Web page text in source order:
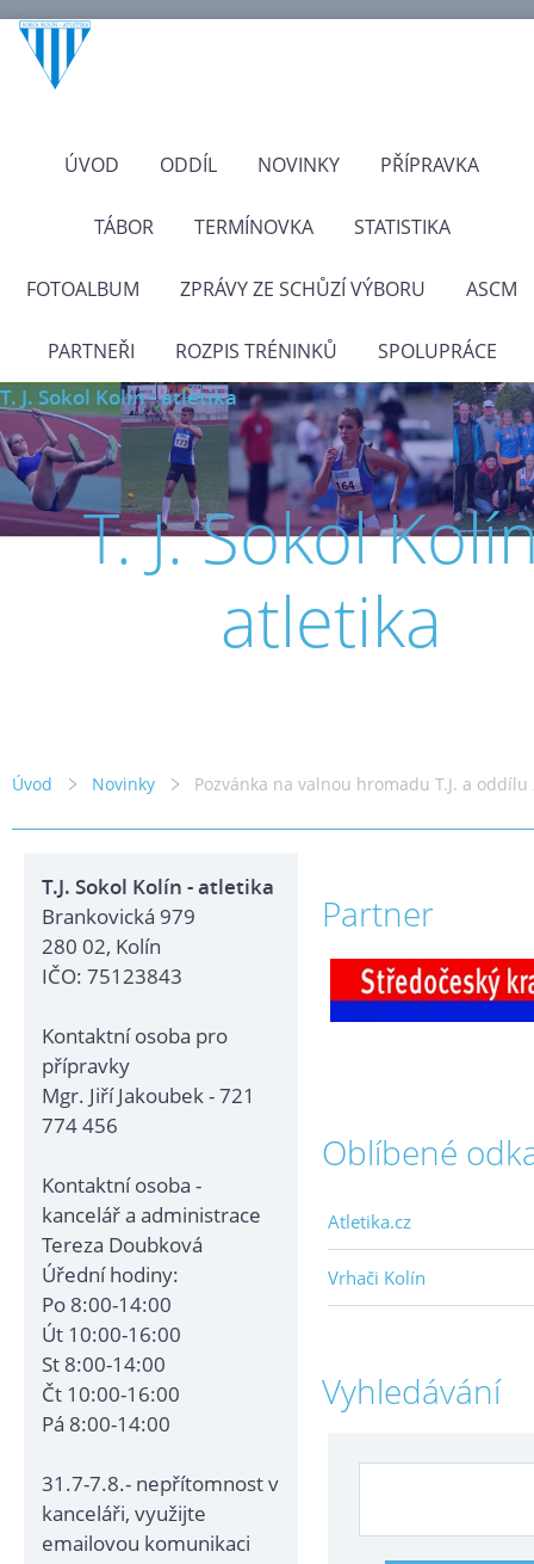
ÚVOD ODDÍL NOVINKY PŘÍPRAVKA
TÁBOR TERMÍNOVKA STATISTIKA
FOTOALBUM ZPRÁVY ZE SCHŮZÍ VÝBORU ASCM
PARTNEŘI ROZPIS TRÉNINKŮ SPOLUPRÁCE
T. J. Sokol Kolín - atletika
T. J. Sokol
atletika
Úvod Novinky Pozvánka na valnou hromadu T.J. a oddílu
T.J. Sokol Kolín - atletika
Brankovická 979
280 02, Kolín
IČO: 75123843
Kontaktní osoba pro
přípravky
Mgr. Jiří Jakoubek - 721
774 456
Kontaktní osoba -
kancelář a administrace
Tereza Doubková
Úřední hodiny:
Po 8:00-14:00
Út 10:00-16:00
St 8:00-14:00
Čt 10:00-16:00
Pá 8:00-14:00
31.7-7.8.- nepřítomnost v
kanceláři, využijte
emailovou komunikaci
Partner
Oblíbené
Atletika.cz
Vrhači Kolín
Vyhledávání